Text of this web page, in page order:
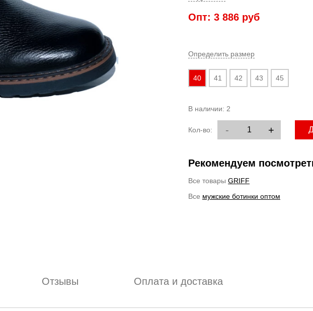
Опт: 3 886 руб
Определить размер
40 41 42 43 45
В наличии: 2
Кол-во: - +
Рекомендуем
Все товары GRIFF
Все мужские ботинки оптом
Отзывы Оплата и доставка